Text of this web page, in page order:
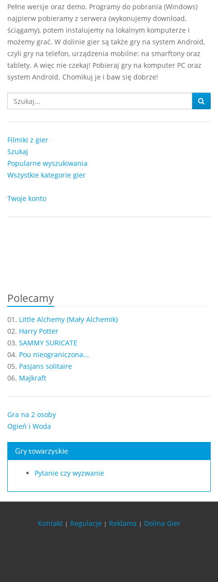
Pełne wersje oraz demo. Programy do pobrania (Windows)
najpierw pobieramy z serwera (wykonujemy download,
ściągamy), potem instalujemy na lokalnym komputerze i
możemy grać. W dolinie gier są także gry na system Android,
czyli gry na telefon, urządzenia mobilne: na smarftony oraz
tablety. A więc nie czekaj! Pobieraj gry na komputer PC oraz
system Android. Chomikuj je i baw się dobrze!
Filmiki z gier
Szukaj
Popularne wyszukiwania
Wszystkie kategorie gier
Twoje konto
Polecamy
01. Little Alchemy (Mały Alchemik)
02. Harry Potter
03. SAMMY SURICATE
04. Pou nieograniczona...
05. Pasjans solitaire
06. Majkraft
Gra na 2 osoby
Ogień i Woda
Gry towarzyskie
Pytanie czy wyzwanie
Kontakt | Regulacje | Reklama | Dolina Gier